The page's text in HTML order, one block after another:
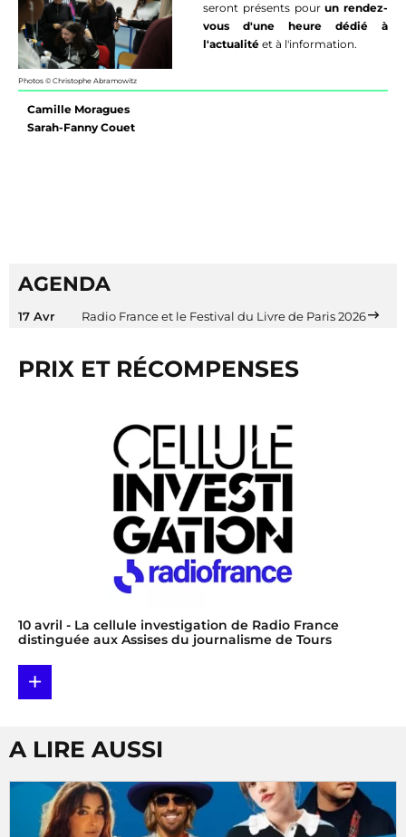
Photos © Christophe Abramowitz
seront présents pourun rendez-
vous d'une heure dédié à
l'actualité et à l'information.
Camille Moragues
Sarah-Fanny Couet
AGENDA
17 Avr Radio France et le Festival du Livre de Paris 2026
PRIX ET RÉCOMPENSES
10 avril - La cellule investigation de Radio France
distinguée aux Assises du journalisme de Tours
+
A LIRE AUSSI